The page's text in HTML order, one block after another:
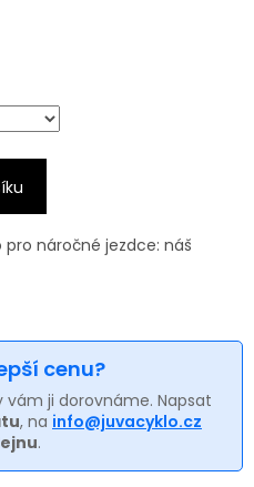
náročné jezdce: náš
cenu?
ji dorovnáme. Napsat
, na info@juvacyklo.cz
.